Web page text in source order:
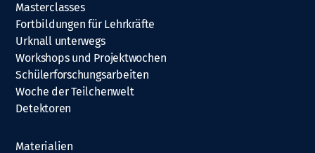
Masterclasses
Fortbildungen für Lehrkräfte
Urknall unterwegs
Workshops und Projektwochen
Schülerforschungsarbeiten
Woche der Teilchenwelt
Detektoren
Materialien